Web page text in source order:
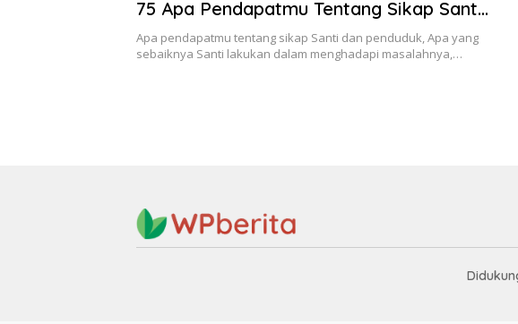
75 Apa Pendapatmu Tentang Sikap Santi
dan Penduduk
Apa pendapatmu tentang sikap Santi dan penduduk, Apa yang
sebaiknya Santi lakukan dalam menghadapi masalahnya,…